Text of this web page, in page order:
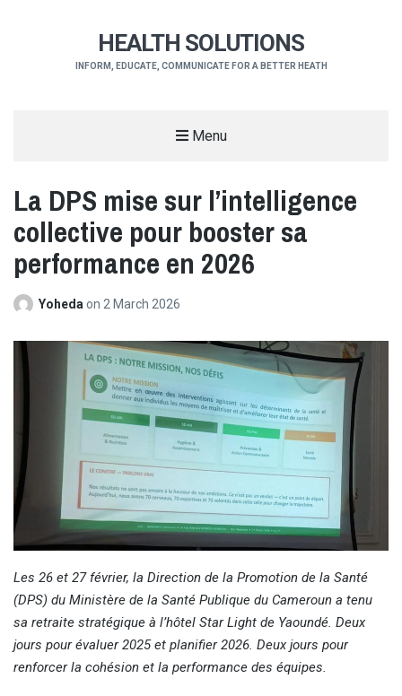
HEALTH SOLUTIONS
INFORM, EDUCATE, COMMUNICATE FOR A BETTER HEATH
Menu
La DPS mise sur l’intelligence
collective pour booster sa
performance en 2026
Yoheda on 2 March 2026
Les 26 et 27 février, la Direction de la Promotion de la Santé
(DPS) du Ministère de la Santé Publique du Cameroun a tenu
sa retraite stratégique à l’hôtel Star Light de Yaoundé. Deux
jours pour évaluer 2025 et planifier 2026. Deux jours pour
renforcer la cohésion et la performance des équipes.